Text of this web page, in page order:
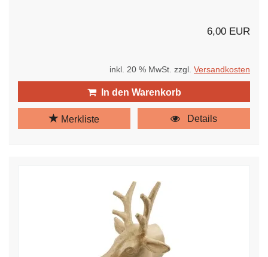
6,00 EUR
inkl. 20 % MwSt. zzgl. Versandkosten
In den Warenkorb
Merkliste Details